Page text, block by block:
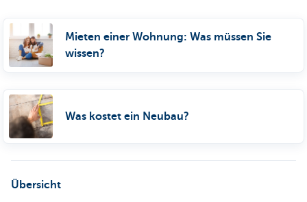
Mieten einer Wohnung: Was müssen Sie
wissen?
Was kostet ein Neubau?
Übersicht